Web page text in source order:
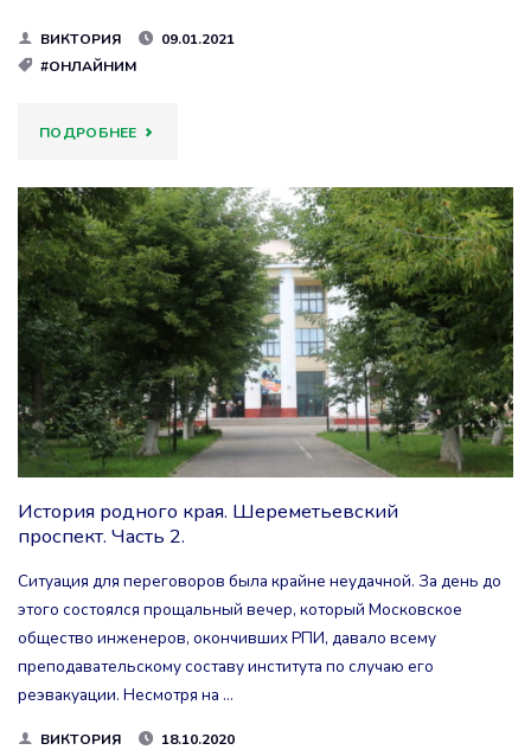
ВИКТОРИЯ
09.01.2021
#ОНЛАЙНИМ
ПОДРОБНЕЕ"ЗАТЕРЯВШЕЕСЯ
ДЕДУШКЕ
МОРОЗУ…."
История родного края. Шереметьевский
проспект. Часть 2.
Ситуация для переговоров была крайне неудачной. За день до
этого состоялся прощальный вечер, который Московское
общество инженеров, окончивших РПИ, давало всему
преподавательскому составу института по случаю его
реэвакуации. Несмотря на …
ВИКТОРИЯ
18.10.2020